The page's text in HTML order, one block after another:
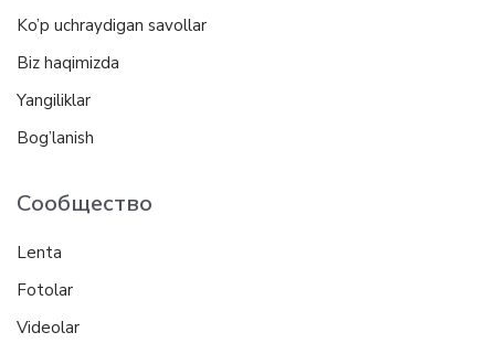
Ko’p uchraydigan savollar
Biz haqimizda
Yangiliklar
Bog’lanish
Сообщество
Lenta
Fotolar
Videolar